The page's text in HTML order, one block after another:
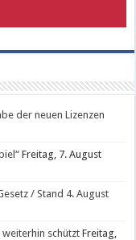
der neuen Lizenzen
Freitag, 7. August
/ Stand 4. August
schützt Freitag,